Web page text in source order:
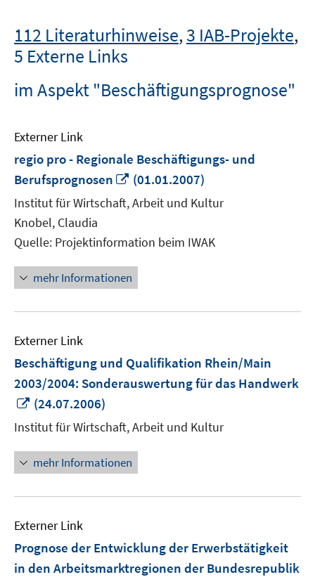
112 Literaturhinweise,3 IAB-Projekte,
5 Externe Links
im Aspekt "Beschäftigungsprognose"
Externer Link
regio pro - Regionale Beschäftigungs- und
Berufsprognosen
In
neuem
Fenster
(01.01.2007)
Institut für Wirtschaft, Arbeit und Kultur
Knobel, Claudia
Quelle: Projektinformation beim IWAK
mehr Informationen
Externer Link
Beschäftigung und Qualifikation Rhein/Main
2003/2004: Sonderauswertung für das Handwerk
In
neuem
Fenster
öffnen
(24.07.2006)
Institut für Wirtschaft, Arbeit und Kultur
mehr Informationen
Externer Link
Prognose der Entwicklung der Erwerbstätigkeit
in den Arbeitsmarktregionen der Bundesrepublik